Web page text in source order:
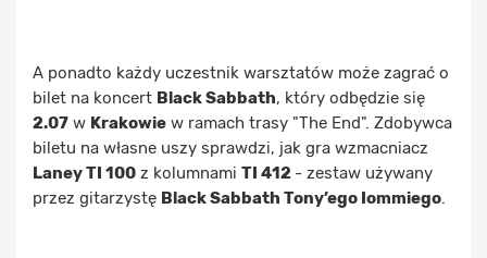
A ponadto każdy uczestnik warsztatów może zagrać o
bilet na koncert Black Sabbath, który odbędzie się
2.07 w Krakowie w ramach trasy "The End". Zdobywca
biletu na własne uszy sprawdzi, jak gra wzmacniacz
Laney TI 100 z kolumnami TI 412 - zestaw używany
przez gitarzystę Black Sabbath Tony’ego Iommiego.